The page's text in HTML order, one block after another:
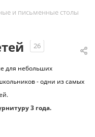
и письменные столы
26
для небольших
- одни из самых
3 года.